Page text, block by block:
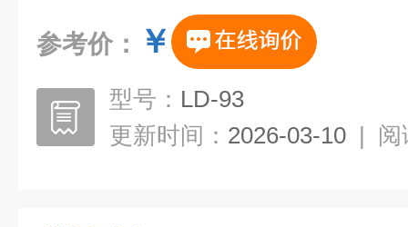
参考价： ￥
型号： LD-93
更新时间： 2026-03-10 | 阅